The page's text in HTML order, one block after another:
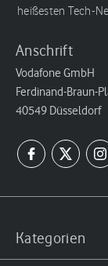
heißesten Tech-
Anschrift
Vodafone GmbH
Ferdinand-Braun-
40549 Düsseldorf
Kategorien